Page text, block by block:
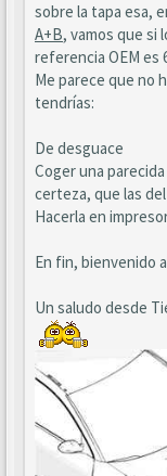
sobre la tapa esa,
A+B, vamos que si
referencia OEM es
Me parece que no
tendrías:
De desguace
Coger una
certeza, que las
Hacerla en
En fin, bienvenido
Un saludo desde